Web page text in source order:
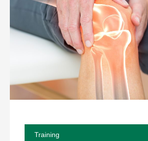
Training